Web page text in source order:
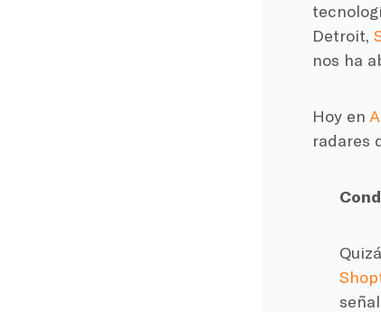
Detroit,
nos ha
Hoy en
radares